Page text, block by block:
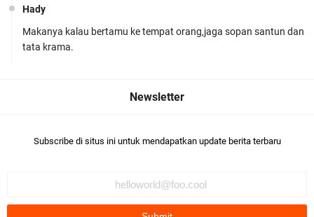
Ditlantas Polda NTB Edukasi Tertib Berlalu di
Polda NTB Apresiasi BKTM Lelede Sampaikan
Pesan Kamtibmas
Hady
Makanya kalau bertamu ke tempat orang,jaga sopan santun dan
tata krama.
Subscribe di situs ini untuk mendapatkan update berita terbaru